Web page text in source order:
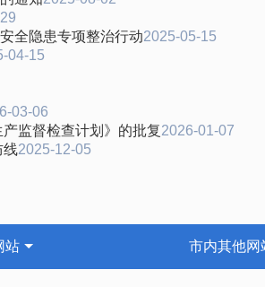
全隐患专项整治行动2025-05-15
04-15
03-06
监督检查计划》的批复2026-01-07
线2025-12-05
站 市内其他网